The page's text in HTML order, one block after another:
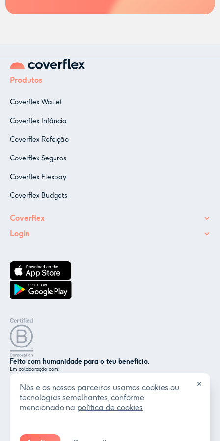
Produtos
Coverflex Wallet
Coverflex Infância
Coverflex Refeição
Coverflex Seguros
Coverflex Flexpay
Coverflex Budgets
Coverflex
Login
Feito com humanidade para o teu benefício.
Em colaboração com:
Certificado por:
Nós e os nossos parceiros usamos cookies ou
tecnologias semelhantes, conforme
mencionado na política de cookies.
✕